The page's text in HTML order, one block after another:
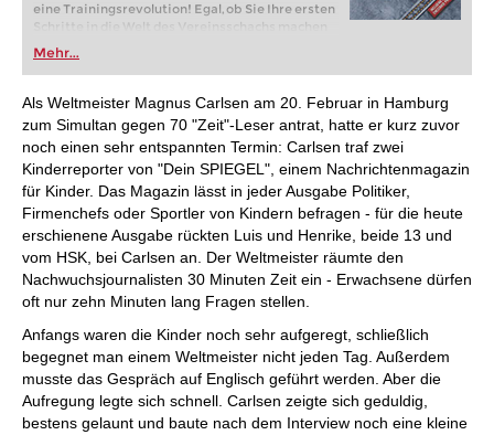
eine Trainingsrevolution! Egal, ob Sie Ihre ersten
Schritte in die Welt des Vereinsschachs machen
oder bereits auf Turnierniveau spielen: Mit
FRITZ trainieren Sie effizienter, intelligenter und
individueller als je zuvor.
Mehr...
Als Weltmeister Magnus Carlsen am 20. Februar in Hamburg
zum Simultan gegen 70 "Zeit"-Leser antrat, hatte er kurz zuvor
noch einen sehr entspannten Termin: Carlsen traf zwei
Kinderreporter von "Dein SPIEGEL", einem Nachrichtenmagazin
für Kinder. Das Magazin lässt in jeder Ausgabe Politiker,
Firmenchefs oder Sportler von Kindern befragen - für die heute
erschienene Ausgabe rückten Luis und Henrike, beide 13 und
vom HSK, bei Carlsen an. Der Weltmeister räumte den
Nachwuchsjournalisten 30 Minuten Zeit ein - Erwachsene dürfen
oft nur zehn Minuten lang Fragen stellen.
Anfangs waren die Kinder noch sehr aufgeregt, schließlich
begegnet man einem Weltmeister nicht jeden Tag. Außerdem
musste das Gespräch auf Englisch geführt werden. Aber die
Aufregung legte sich schnell. Carlsen zeigte sich geduldig,
bestens gelaunt und baute nach dem Interview noch eine kleine